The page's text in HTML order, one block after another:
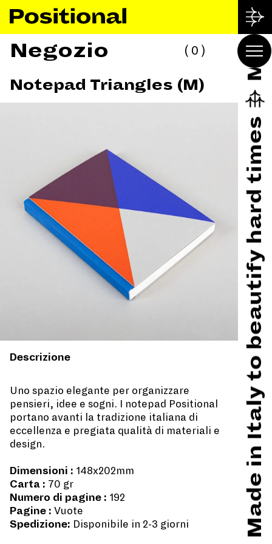
Made in Italy to beautify hard times
Negozio 0
Notepad Triangles (M)
Descrizione
Uno spazio elegante per organizzare
pensieri, idee e sogni. I notepad Positional
portano avanti la tradizione italiana di
eccellenza e pregiata qualità di materiali e
design.
Dimensioni : 148x202mm
Carta : 70 gr
Numero di pagine : 192
Pagine : Vuote
Spedizione: Disponibile in 2-3 giorni